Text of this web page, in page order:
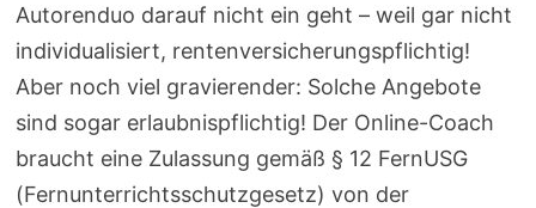
Autorenduo darauf nicht ein geht – weil gar nicht
individualisiert, rentenversicherungspflichtig!
Aber noch viel gravierender: Solche Angebote
sind sogar erlaubnispflichtig! Der Online-Coach
braucht eine Zulassung gemäß § 12 FernUSG
(Fernunterrichtsschutzgesetz) von der